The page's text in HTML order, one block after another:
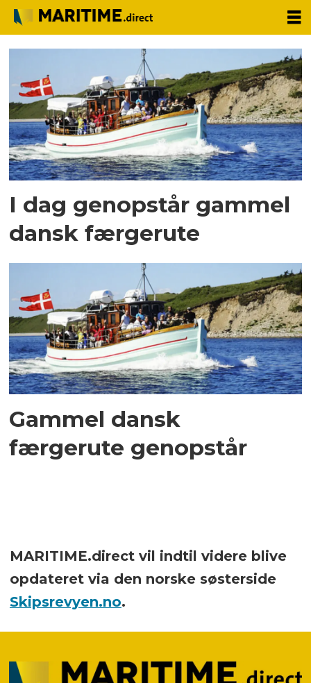
Tag:
mols
I dag genopstår gammel
dansk færgerute
Gammel dansk
færgerute genopstår
MARITIME.direct vil indtil videre blive
opdateret via den norske søsterside
Skipsrevyen.no.